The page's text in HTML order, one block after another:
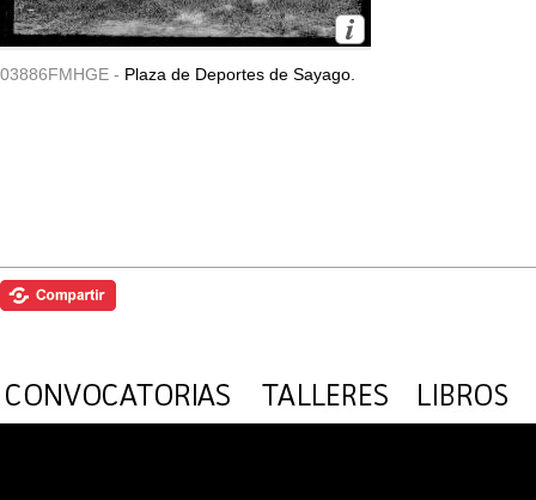
03886FMHGE - Plaza de Deportes de Sayago.